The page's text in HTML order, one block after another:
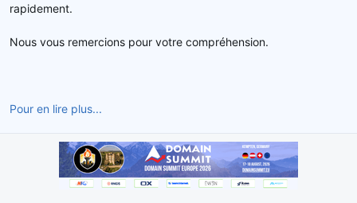
d
s
s
rapidement.
Nous vous remercions pour votre compréhension.
Pour en lire plus...